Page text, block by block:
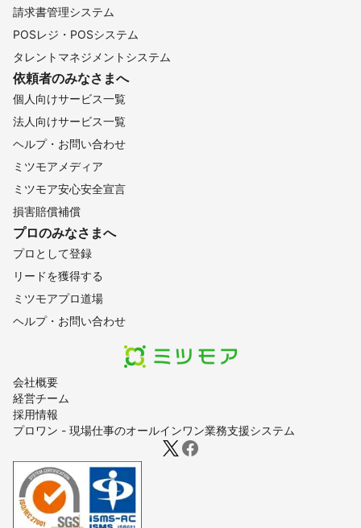
会社概要
経営チーム
採用情報
プロワン - 現場仕事のオールインワン業務支援システム
請求書管理システム
POSレジ・POSシステム
タレントマネジメントシステム
依頼者のみなさまへ
個人向けサービス一覧
法人向けサービス一覧
ヘルプ・お問い合わせ
ミツモアメディア
ミツモア安心安全宣言
損害賠償補償
プロのみなさまへ
プロとして登録
リードを獲得する
ミツモアプロ道場
ヘルプ・お問い合わせ